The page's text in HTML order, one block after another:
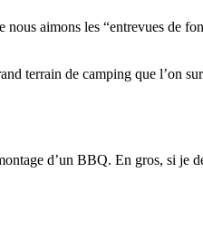
aimons les “entrevues de
terrain de camping que l’on
d’un BBQ. En gros, si je